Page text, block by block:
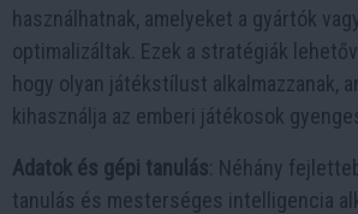
használhatnak, amelyeket a gyártók
optimalizáltak. Ezek a stratégiák
hogy olyan játékstílust alkalmazzanak,
kihasználja az emberi játékosok
Adatok és gépi tanulás : Néhány
tanulás és mesterséges intelligencia